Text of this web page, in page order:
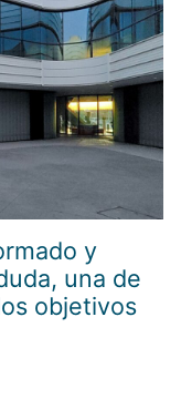
y
una de
objetivos